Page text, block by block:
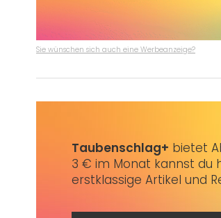
Sie wünschen sich auch eine Werbeanzeige?
Taubenschlag+ bietet
3 € im Monat kannst du
erstklassige Artikel und